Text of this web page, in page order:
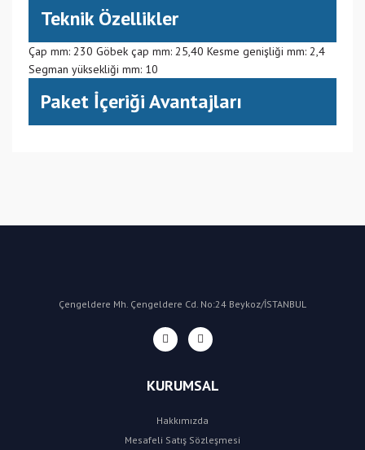
Teknik Özellikler
Çap mm: 230 Göbek çap mm: 25,40 Kesme genişliği mm: 2,4
Segman yüksekliği mm: 10
Paket İçeriği Avantajları
Çengeldere Mh. Çengeldere Cd. No:24 Beykoz/İSTANBUL
KURUMSAL
Hakkımızda
Mesafeli Satış Sözleşmesi